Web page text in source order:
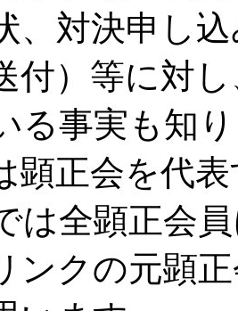
、対決申し
付）等に対
る事実も知
顕正会を代
は全顕正会
ンクの元顕